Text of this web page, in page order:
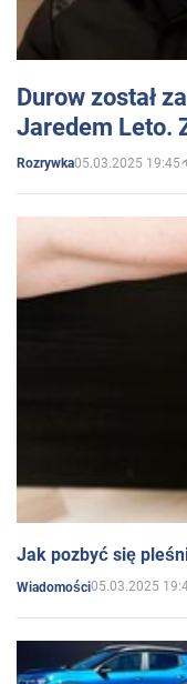
Durow został
Jaredem Leto.
Rozrywka05.03.2025 19:45
Jak pozbyć się
Wiadomości05.03.2025